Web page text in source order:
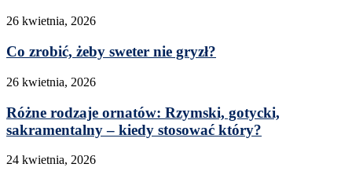
26 kwietnia, 2026
Co zrobić, żeby sweter nie gryzł?
26 kwietnia, 2026
Różne rodzaje ornatów: Rzymski, gotycki,
sakramentalny – kiedy stosować który?
24 kwietnia, 2026